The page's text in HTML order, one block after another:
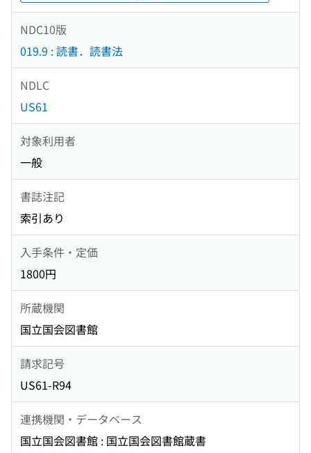
NDC10版
019.9 : 読書．読書法
NDLC
US61
対象利用者
一般
書誌注記
索引あり
入手条件・定価
1800円
所蔵機関
国立国会図書館
請求記号
US61-R94
連携機関・データベース
国立国会図書館 : 国立国会図書館蔵書